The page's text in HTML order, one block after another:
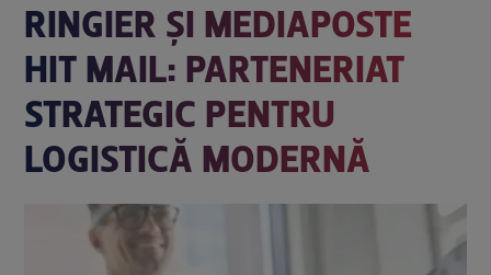
RINGIER ȘI MEDIAPOSTE
HIT MAIL: PARTENERIAT
STRATEGIC PENTRU
LOGISTICĂ MODERNĂ